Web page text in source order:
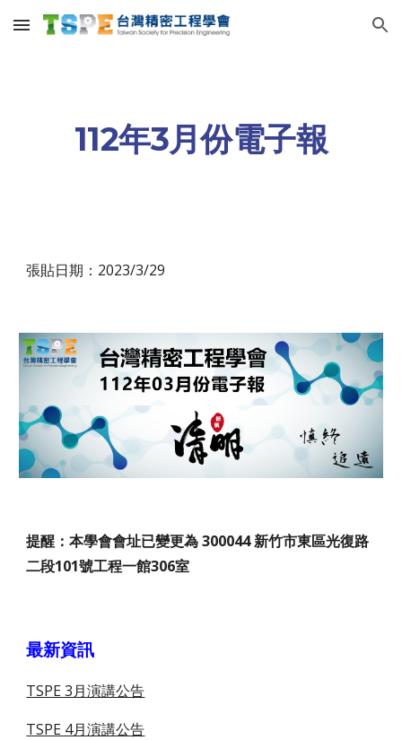
Skip to main content Skip to navigation
112年3月份電子報
張貼日期：2023/3/29
提醒：本學會會址已變更為 300044 新竹市東區光復路
二段101號工程一館306室
最新資訊
TSPE 3月演講公告
TSPE 4月演講公告